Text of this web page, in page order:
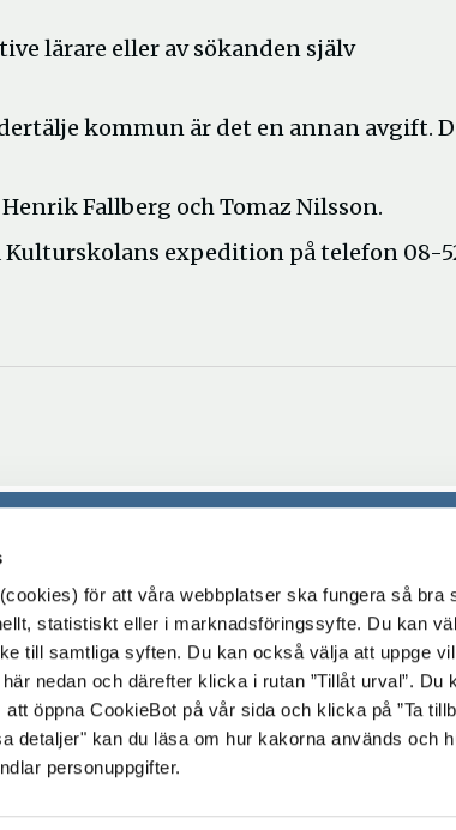
för att våra webbplatser ska fungera så bra
statistiskt eller i marknadsföringssyfte. Du kan
till samtliga syften. Du kan också välja att uppge
nedan och därefter klicka i rutan ”Tillåt urval”. Du
öppna CookieBot på vår sida och klicka på ”Ta
detaljer" kan du läsa om hur kakorna används och
personuppgifter.
lärare eller av sökanden själv
kommun är det en annan avgift.
Fallberg och Tomaz Nilsson.
expedition på telefon 08-
Kulturskolan på facebook
i
Kulturskolan på instagram
Kulturskolan på youtube
i